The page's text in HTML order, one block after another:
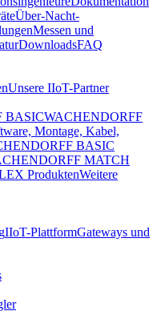
Über-Nacht-
Messen und
DownloadsFAQ
Unsere IIoT-Partner
BASICWACHENDORFF
Montage, Kabel,
BASIC
MATCH
ProduktenWeitere
IIoT-PlattformGateways und